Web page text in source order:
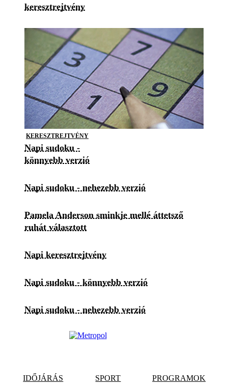
keresztrejtvény
KERESZTREJTVÉNY
Napi sudoku -
könnyebb verzió
Napi sudoku - nehezebb verzió
Pamela Anderson sminkje mellé áttetsző
ruhát választott
Napi keresztrejtvény
Napi sudoku - könnyebb verzió
Napi sudoku - nehezebb verzió
IDŐJÁRÁS SPORT PROGRAMOK